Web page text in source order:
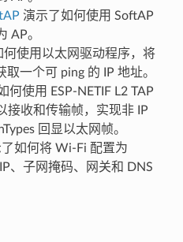
演示了如何使用 SoftAP
AP。
何使用以太网驱动程序，将
取一个可 ping 的 IP 地址。
何使用 ESP-NETIF L2 TAP
接收和传输帧，实现非 IP
回显以太网帧。
如何将 Wi-Fi 配置为
、子网掩码、网关和 DNS